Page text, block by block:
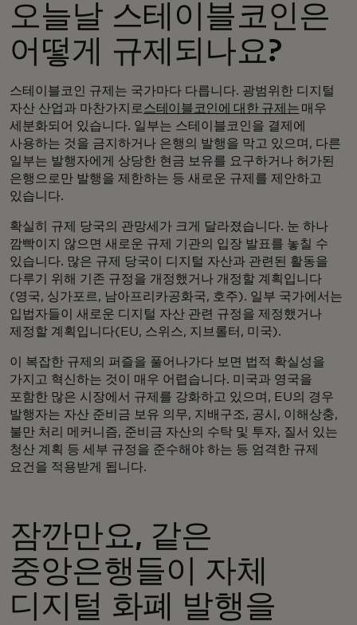
오늘날 스테이블코인은
어떻게 규제되나요?
스테이블코인 규제는 국가마다 다릅니다. 광범위한 디지털
자산 산업과 마찬가지로 스테이블코인에 대한 규제는 매우
세분화되어 있습니다. 일부는 스테이블코인을 결제에
사용하는 것을 금지하거나 은행의 발행을 막고 있으며, 다른
일부는 발행자에게 상당한 현금 보유를 요구하거나 허가된
은행으로만 발행을 제한하는 등 새로운 규제를 제안하고
있습니다.
확실히 규제 당국의 관망세가 크게 달라졌습니다. 눈 하나
깜빡이지 않으면 새로운 규제 기관의 입장 발표를 놓칠 수
있습니다. 많은 규제 당국이 디지털 자산과 관련된 활동을
다루기 위해 기존 규정을 개정했거나 개정할 계획입니다
(영국, 싱가포르, 남아프리카공화국, 호주). 일부 국가에서는
입법자들이 새로운 디지털 자산 관련 규정을 제정했거나
제정할 계획입니다(EU, 스위스, 지브롤터, 미국).
이 복잡한 규제의 퍼즐을 풀어나가다 보면 법적 확실성을
가지고 혁신하는 것이 매우 어렵습니다. 미국과 영국을
포함한 많은 시장에서 규제를 강화하고 있으며, EU의 경우
발행자는 자산 준비금 보유 의무, 지배구조, 공시, 이해상충,
불만 처리 메커니즘, 준비금 자산의 수탁 및 투자, 질서 있는
청산 계획 등 세부 규정을 준수해야 하는 등 엄격한 규제
요건을 적용받게 됩니다.
잠깐만요, 같은
중앙은행들이 자체
디지털 화폐 발행을